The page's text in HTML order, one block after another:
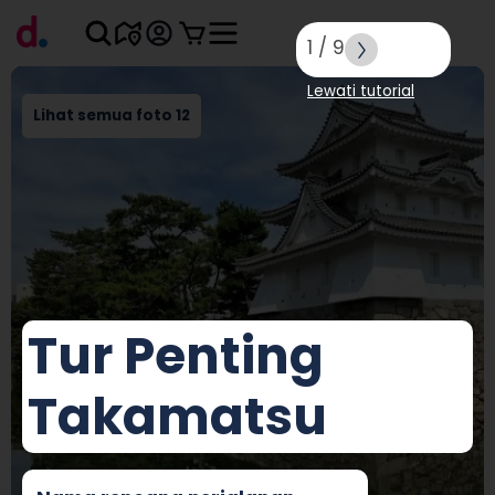
Lihat semua foto 12
Tur Penting
Takamatsu
1 / 9
Lewati tutorial